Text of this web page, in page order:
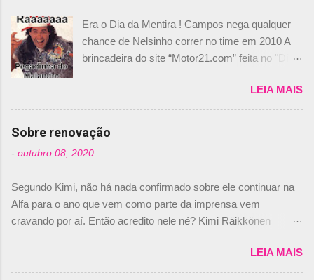
r
i
o
Era o Dia da Mentira ! Campos nega qualquer
chance de Nelsinho correr no time em 2010 A
brincadeira do site “Motor21.com” feita no "Día
de abril –, afirmando que Nelson Piquet havia
comprado 15% das ações da Campos, dando,
com isso, um lugar no time a Nelsinho Piquet,
foi esclarecida de uma vez por todas por
Daniele Audetto, diretor da escuderia. O
não será o companheiro de Bruno Senna em
2010. "Na verdade, nós recebemos uma oferta
de Piquet", admitiu Audetto. “Mas depois de ter
dois brasileiros”, explicou, dizendo ainda que
não tem nada contra o filho do tricampeão
LEIA MAIS
Sobre renovação
- outubro 08, 2020
Segundo Kimi, não há nada confirmado sobre ele continuar na
Alfa para o ano que vem como parte da imprensa vem
cravando por aí. Então acredito nele né? Kimi Räikkönen
truth but I’ve never had an option in my contract so that’s
should, pretty much, tell you that it’s not true." #Kimi7 #EifelGP
LEIA MAIS